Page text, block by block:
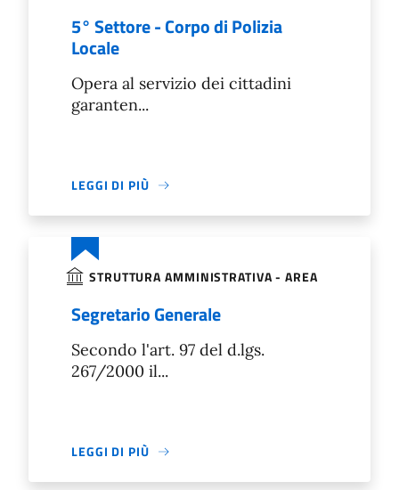
5° Settore - Corpo di Polizia
Locale
Opera al servizio dei cittadini
garanten...
LEGGI DI PIÙ
STRUTTURA AMMINISTRATIVA - AREA
Segretario Generale
Secondo l'art. 97 del d.lgs.
267/2000 il...
LEGGI DI PIÙ